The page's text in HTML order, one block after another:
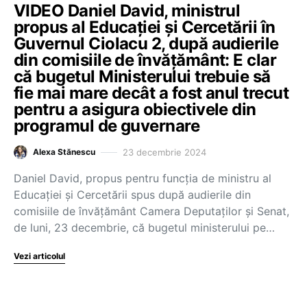
VIDEO Daniel David, ministrul
propus al Educației și Cercetării în
Guvernul Ciolacu 2, după audierile
din comisiile de învățământ: E clar
că bugetul Ministerului trebuie să
fie mai mare decât a fost anul trecut
pentru a asigura obiectivele din
programul de guvernare
Alexa Stănescu 23 decembrie 2024
Daniel David, propus pentru funcția de ministru al
Educației și Cercetării spus după audierile din
comisiile de învățământ Camera Deputaților și Senat,
de luni, 23 decembrie, că bugetul ministerului pe…
Vezi articolul